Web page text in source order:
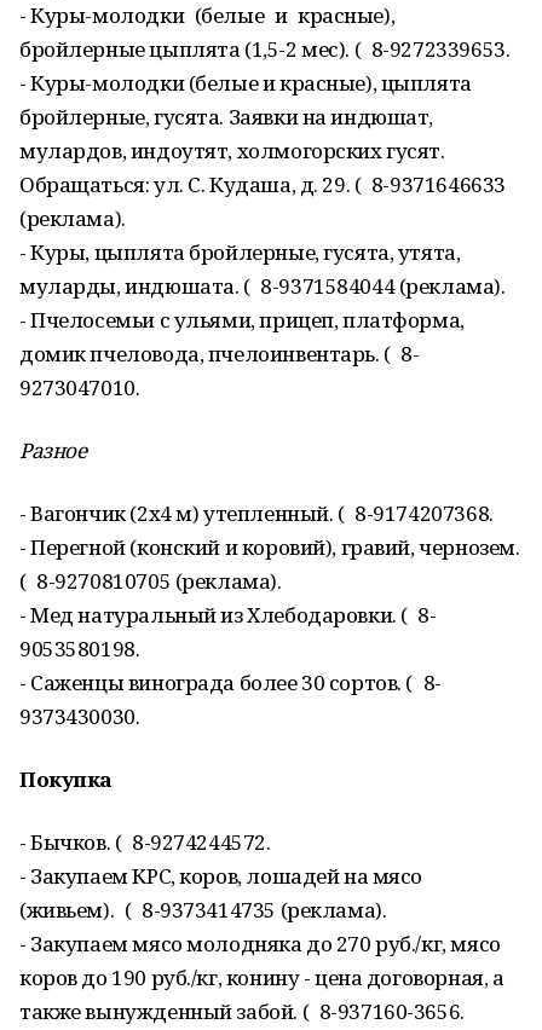
- Куры-молодки (белые и красные),
бройлерные цыплята (1,5-2 мес). ( 8-9272339653.
- Куры-молодки (белые и красные), цыплята
бройлерные, гусята. Заявки на индюшат,
мулардов, индоутят, холмогорских гусят.
Обращаться: ул. С. Кудаша, д. 29. ( 8-9371646633
(реклама).
- Куры, цыплята бройлерные, гусята, утята,
муларды, индюшата. ( 8-9371584044 (реклама).
- Пчелосемьи с ульями, прицеп, платформа,
домик пчеловода, пчелоинвентарь. ( 8-
9273047010.
Разное
- Вагончик (2х4 м) утепленный. ( 8-9174207368.
- Перегной (конский и коровий), гравий, чернозем.
( 8-9270810705 (реклама).
- Мед натуральный из Хлебодаровки. ( 8-
9053580198.
- Саженцы винограда более 30 сортов. ( 8-
9373430030.
Покупка
- Бычков. ( 8-9274244572.
- Закупаем КРС, коров, лошадей на мясо
(живьем). ( 8-9373414735 (реклама).
- Закупаем мясо молодняка до 270 руб./кг, мясо
коров до 190 руб./кг, конину - цена договорная, а
также вынужденный забой. ( 8-937160-3656.